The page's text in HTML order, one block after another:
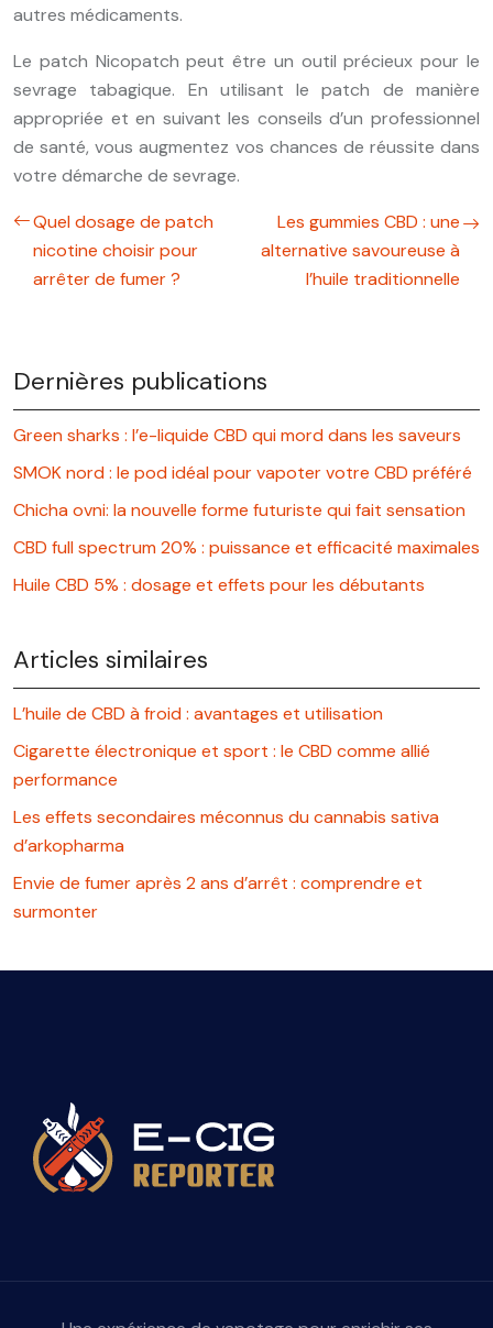
autres médicaments.
Le patch Nicopatch peut être un outil précieux pour le
sevrage tabagique. En utilisant le patch de manière
appropriée et en suivant les conseils d’un professionnel
de santé, vous augmentez vos chances de réussite dans
votre démarche de sevrage.
Quel dosage de patch
nicotine choisir pour
arrêter de fumer ?
Les gummies CBD : une
alternative savoureuse à
l’huile traditionnelle
Dernières publications
Green sharks : l’e-liquide CBD qui mord dans les saveurs
SMOK nord : le pod idéal pour vapoter votre CBD préféré
Chicha ovni: la nouvelle forme futuriste qui fait sensation
CBD full spectrum 20% : puissance et efficacité maximales
Huile CBD 5% : dosage et effets pour les débutants
Articles similaires
L’huile de CBD à froid : avantages et utilisation
Cigarette électronique et sport : le CBD comme allié
performance
Les effets secondaires méconnus du cannabis sativa
d’arkopharma
Envie de fumer après 2 ans d’arrêt : comprendre et
surmonter